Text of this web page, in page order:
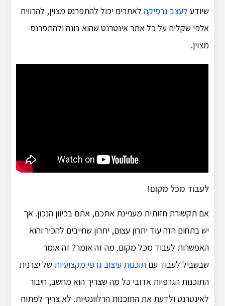
שיודע לעצב גרפיקה לאתרים יכול להתפרנס מצוין, להרוויח
אלפי שקלים על כל אתר אינטרנט שהוא בונה ולהתפרנס
מצוין.
לעבוד מכל מקום!
אם תקשורת חזותית מעניינת אתכם, אתם בכיוון הנכון. אך
יש בתחום הזה עוד יתרון עצום, יתרון שחייבים להכיר והוא
האפשרות לעבוד מכל מקום. מה זה אומר? זה אומר
שבשביל לעבוד עםתוכנות עיצוב גרפי מקצועיות של יצרנית
התוכנות הגרפיות אדובי כל מה שצריך הוא מחשב, חיבור
לאינטרנט ולדעת את התוכנות הרלוונטיות. לא צריך לפתוח